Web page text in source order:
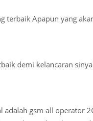
terbaik Apapun yang
demi kelancaran
adalah gsm all operator